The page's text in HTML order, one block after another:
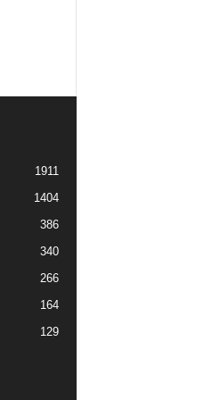
1911
1404
386
340
266
164
129